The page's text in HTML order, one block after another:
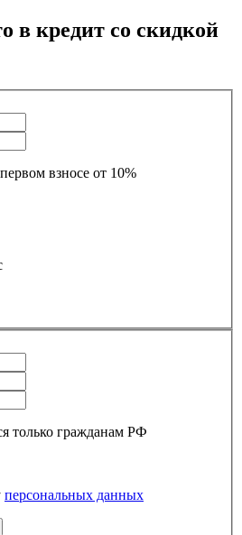
в кредит со скидкой
взносе от 10%
только гражданам РФ
персональных данных